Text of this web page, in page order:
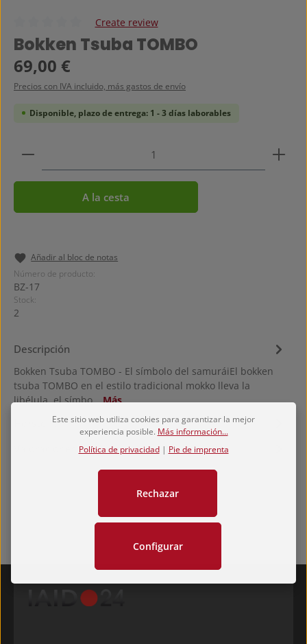
Calificación promedio de 0 de 5 estrellas
Create review
Bokken Tsuba TOMBO
Precio normal:
69,00 €
Precios con IVA incluido, más gastos de envío
Disponible, plazo de entrega: 1 - 3 días laborables
Cantidad del producto: introduce la cantidad
A la cesta
Añadir al bloc de notas
Número de producto:
BZ-17
Stock:
2
Descripción
Bokken Tsuba TOMBO - El símbolo del samuráiEl bokken
tsuba TOMBO en el estilo tradicional mokko lleva la
libélula, el símbo…Más
HerstellerEste sitio web utiliza cookies para garantizar la mejor
experiencia posible. Más información...
Política de privacidad| Pie de imprenta
Rechazar
Configurar